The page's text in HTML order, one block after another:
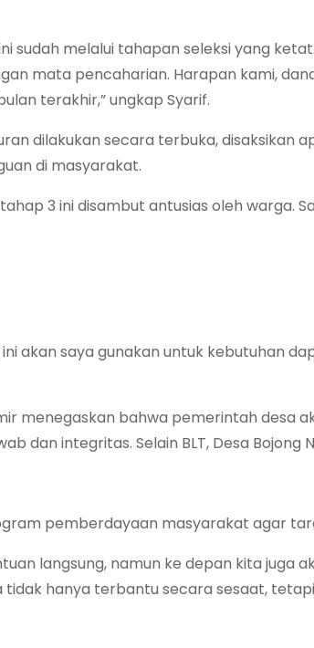
sudah melalui tahapan seleksi yang
mata pencaharian. Harapan kami,
terakhir,” ungkap Syarif.
dilakukan secara terbuka, disaksikan
di masyarakat.
tahap 3 ini disambut antusias oleh warga.
akan saya gunakan untuk kebutuhan
menegaskan bahwa pemerintah desa
dan integritas. Selain BLT, Desa Bojong
pemberdayaan masyarakat agar
langsung, namun ke depan kita
hanya terbantu secara sesaat,